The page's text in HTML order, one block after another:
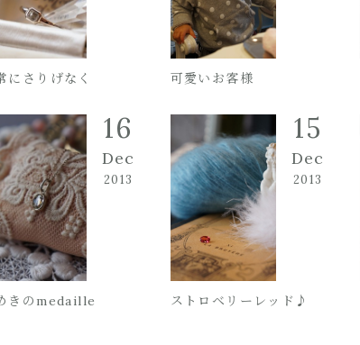
にさりげなく 可愛いお客様
16
Dec
2013
きのmedaille
15
Dec
2013
ストロベリーレッド♪